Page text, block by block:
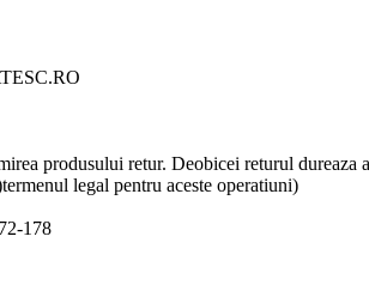
produsului retur. Deobicei returul
legal pentru aceste operatiuni)
178